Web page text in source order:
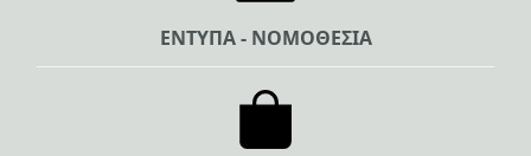
ΕΝΤΥΠΑ - ΝΟΜΟΘΕΣΙΑ